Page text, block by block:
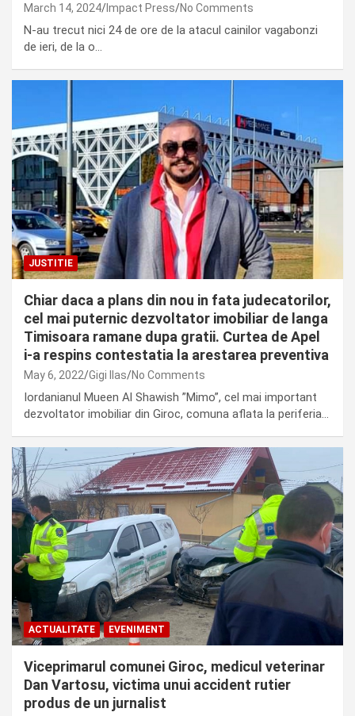
March 14, 2024 Impact Press No Comments
N-au trecut nici 24 de ore de la atacul cainilor vagabonzi
de ieri, de la o…
JUSTITIE
Chiar daca a plans din nou in fata judecatorilor,
cel mai puternic dezvoltator imobiliar de langa
Timisoara ramane dupa gratii. Curtea de Apel
i-a respins contestatia la arestarea preventiva
May 6, 2022 Gigi Ilas No Comments
Iordanianul Mueen Al Shawish ”Mimo”, cel mai important
dezvoltator imobiliar din Giroc, comuna aflata la periferia…
ACTUALITATE EVENIMENT
Viceprimarul comunei Giroc, medicul veterinar
Dan Vartosu, victima unui accident rutier
produs de un jurnalist